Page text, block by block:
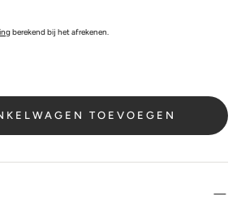
berekend bij het afrekenen.
TOEVOEGEN